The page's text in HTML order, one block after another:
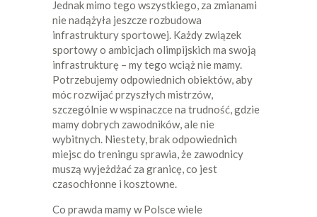
Jednak mimo tego wszystkiego, za zmianami
nie nadążyła jeszcze rozbudowa
infrastruktury sportowej. Każdy związek
sportowy o ambicjach olimpijskich ma swoją
infrastrukturę – my tego wciąż nie mamy.
Potrzebujemy odpowiednich obiektów, aby
móc rozwijać przyszłych mistrzów,
szczególnie w wspinaczce na trudność, gdzie
mamy dobrych zawodników, ale nie
wybitnych. Niestety, brak odpowiednich
miejsc do treningu sprawia, że zawodnicy
muszą wyjeżdżać za granicę, co jest
czasochłonne i kosztowne.
Co prawda mamy w Polsce wiele